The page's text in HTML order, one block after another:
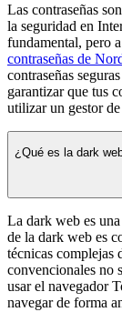
Las contraseñas
la seguridad en
fundamental, pero
contraseñas de
contraseñas
garantizar que tus
utilizar un gestor
¿Qué es la dark
La dark web es
de la dark web es
técnicas complejas
convencionales no
usar el navegador
navegar de forma